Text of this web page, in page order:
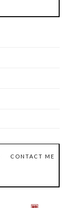
CONTACT ME